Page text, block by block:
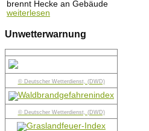
brennt Hecke an Gebäude
weiterlesen
Unwetterwarnung
© Deutscher Wetterdienst, (DWD)
© Deutscher Wetterdienst, (DWD)